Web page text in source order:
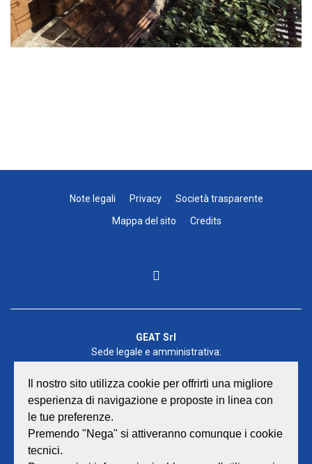
Note legali Privacy
Società trasparente
Mappa del sito
Credits
GEAT Srl
Sede legale e amministrativa:
P.iva/Reg. Imp. Rimini n. 02418910408
Capitale sociale euro 12.233.943,00 I.V.
Centralino
Il nostro sito utilizza cookie per offrirti una migliore
esperienza di navigazione e proposte in linea con
le tue preferenze.
Premendo "Nega" si attiveranno comunque i cookie
tecnici.